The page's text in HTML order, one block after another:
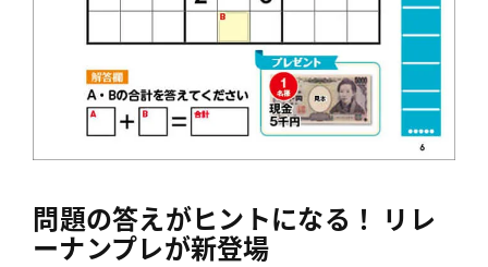
問題の答えがヒントになる！ リレ
ーナンプレが新登場